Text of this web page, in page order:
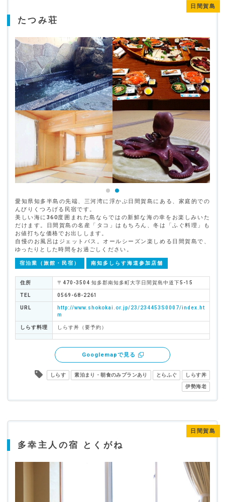
たつみ荘
日間賀島
愛知県知多半島の先端、三河湾に浮かぶ日間賀島にある、家庭的での
んびりくつろげる民宿です。
美しい海に360度囲まれた島ならではの新鮮な海の幸をお楽しみいた
だけます。日間賀島の名産「タコ」はもちろん、冬は「ふぐ料理」も
お値打ちな価格でお出しします。
自慢のお風呂はジェットバス。オールシーズン楽しめる日間賀島で、
ゆったりとした時間をお過ごしください。
宿泊業（旅館・民宿） 南知多しらす海道参加店舗
住所 〒470-3504 知多郡南知多町大字日間賀島中道下5-15
TEL 0569-68-2261
URL
http://www.shokokai.or.jp/23/234453S0007/index.ht
m
しらす料理 しらす丼（要予約）
Googlemapで見る
しらす 素泊まり・朝食のみプランあり とらふぐ しらす丼
伊勢海老
多幸主人の宿 とくがね
日間賀島